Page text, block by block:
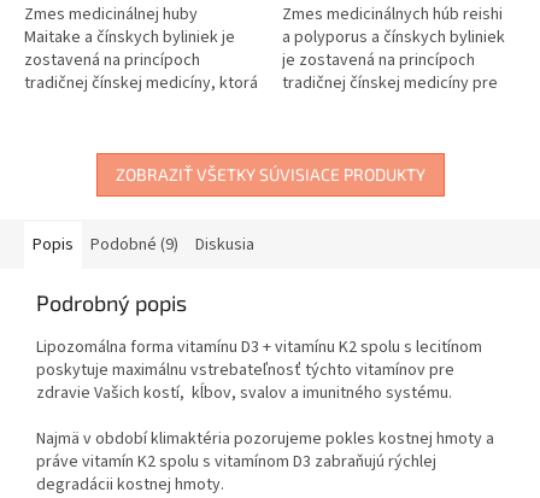
Zmes medicinálnej huby
Maitake a čínskych byliniek je
zostavená na princípoch
tradičnej čínskej medicíny, ktorá
Zmes medicinálnych húb reishi
a polyporus a čínskych byliniek
je zostavená na princípoch
tradičnej čínskej medicíny pre
ZOBRAZIŤ VŠETKY SÚVISIACE PRODUKTY
Popis Podobné (9) Diskusia
Podrobný popis
Lipozomálna forma vitamínu D3 + vitamínu K2 spolu s lecitínom
poskytuje maximálnu vstrebateľnosť týchto vitamínov pre
zdravie Vašich kostí, kĺbov, svalov a imunitného systému.
Najmä v období klimaktéria pozorujeme pokles kostnej hmoty a
práve vitamín K2 spolu s vitamínom D3 zabraňujú rýchlej
degradácii kostnej hmoty.